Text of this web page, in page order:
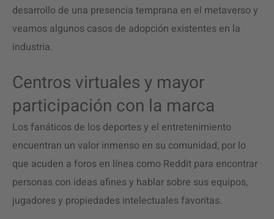
desarrollo de una presencia temprana en el metaverso y
veamos algunos casos de adopción existentes en la
industria.
Centros virtuales y mayor
participación con la marca
Los fanáticos de los deportes y el entretenimiento
encuentran un valor inmenso en su comunidad, por lo
que acuden a foros en línea como Reddit para encontrar
personas con ideas afines y hablar sobre sus equipos,
jugadores y propiedades intelectuales favoritas.